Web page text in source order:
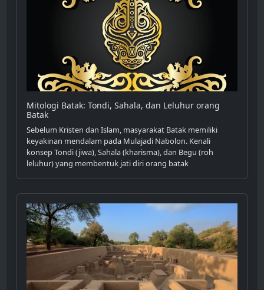
Mitologi Batak: Tondi, Sahala, dan Leluhur orang
Batak
Sebelum Kristen dan Islam, masyarakat Batak memiliki
keyakinan mendalam pada Mulajadi Nabolon. Kenali
konsep Tondi (jiwa), Sahala (kharisma), dan Begu (roh
leluhur) yang membentuk jati diri orang batak